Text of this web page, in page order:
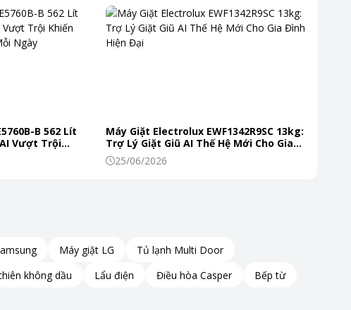
thất của căn nhà.
B 562 Lít
Vượt Trội
Mỗi Ngày
Máy Giặt Electrolux EWF1342R9SC 13kg:
Trợ Lý Giặt Giũ AI Thế Hệ Mới Cho Gia
Đình Hiện Đại
25/06/2026
Máy giặt LG
Tủ lạnh Multi Door
không dầu Lẩu điện Điều hòa Casper
Bếp từ